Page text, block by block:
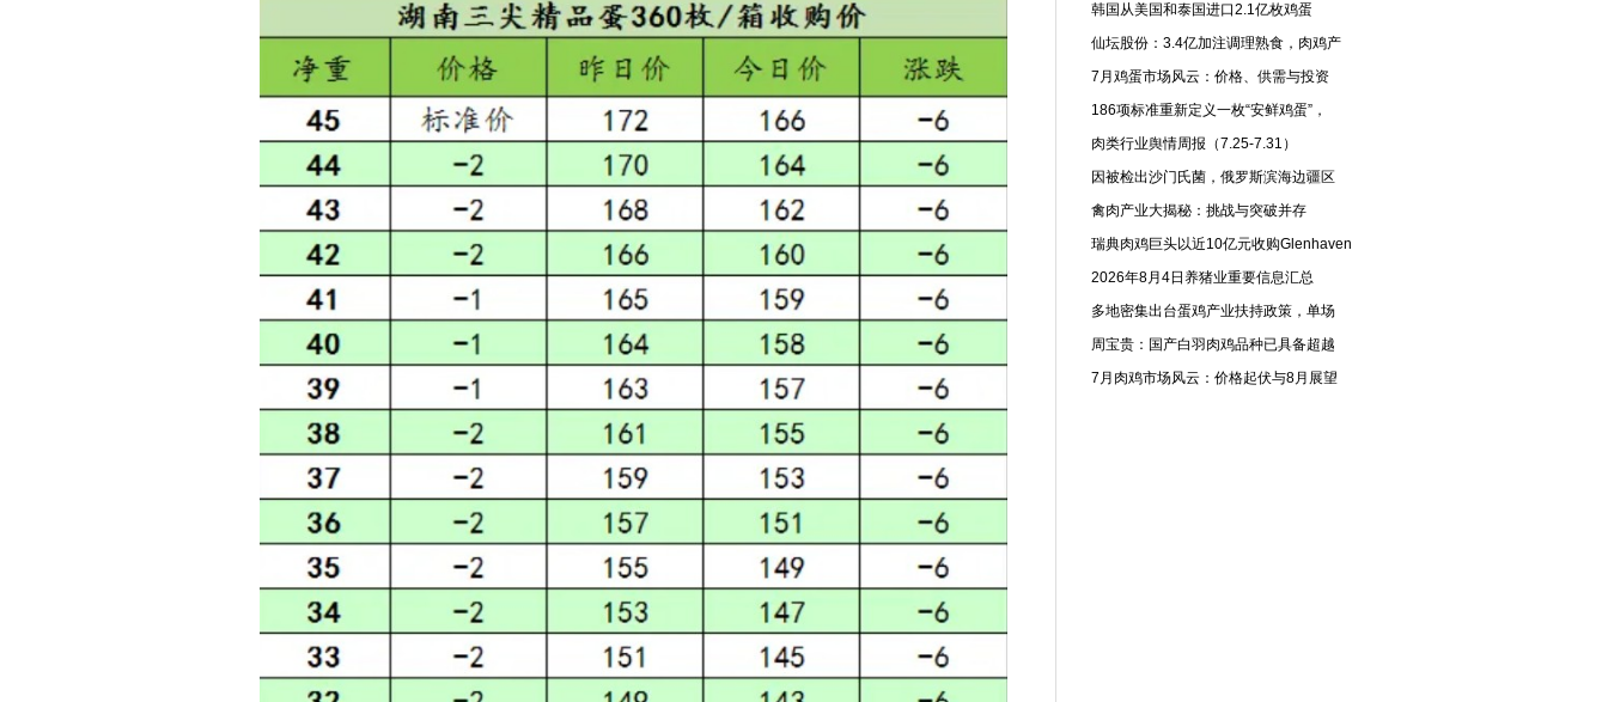
韩国从美国和泰国进口2.1亿枚鸡蛋
仙坛股份：3.4亿加注调理熟食，肉鸡产
7月鸡蛋市场风云：价格、供需与投资
186项标准重新定义一枚“安鲜鸡蛋”，
肉类行业舆情周报（7.25-7.31）
因被检出沙门氏菌，俄罗斯滨海边疆区
禽肉产业大揭秘：挑战与突破并存
瑞典肉鸡巨头以近10亿元收购Glenhaven
2026年8月4日养猪业重要信息汇总
多地密集出台蛋鸡产业扶持政策，单场
周宝贵：国产白羽肉鸡品种已具备超越
7月肉鸡市场风云：价格起伏与8月展望